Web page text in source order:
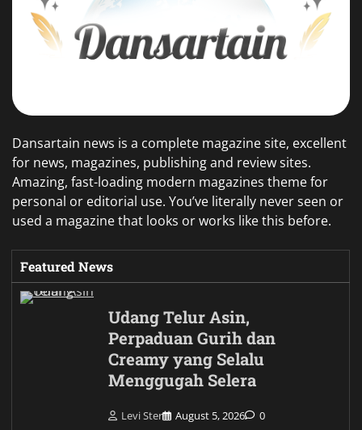
Dansartain news is a complete magazine site, excellent
for news, magazines, publishing and review sites.
Amazing, fast-loading modern magazines theme for
personal or editorial use. You’ve literally never seen or
used a magazine that looks or works like this before.
Featured News
Udang Telur Asin,
Perpaduan Gurih dan
Creamy yang Selalu
Menggugah Selera
Levi Ster August 5, 2026 0